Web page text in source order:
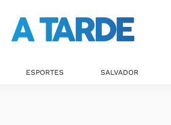
ESPORTES SALVADOR